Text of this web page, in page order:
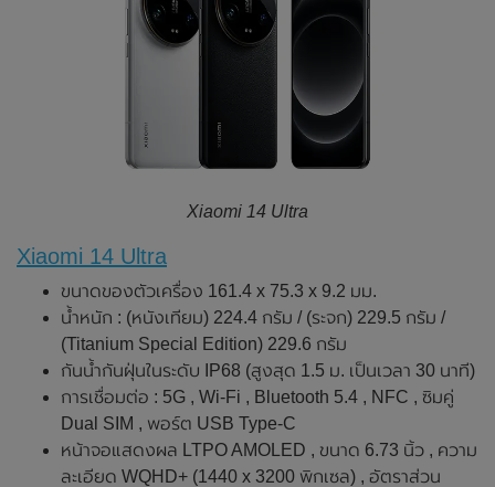
Xiaomi 14 Ultra
Xiaomi 14 Ultra
ขนาดของตัวเครื่อง 161.4 x 75.3 x 9.2 มม.
น้ำหนัก : (หนังเทียม) 224.4 กรัม / (ระจก) 229.5 กรัม /
(Titanium Special Edition) 229.6 กรัม
กันน้ำกันฝุ่นในระดับ IP68 (สูงสุด 1.5 ม. เป็นเวลา 30 นาที)
การเชื่อมต่อ : 5G , Wi-Fi , Bluetooth 5.4 , NFC , ซิมคู่
Dual SIM , พอร์ต USB Type-C
หน้าจอแสดงผล LTPO AMOLED , ขนาด 6.73 นิ้ว , ความ
ละเอียด WQHD+ (1440 x 3200 พิกเซล) , อัตราส่วน